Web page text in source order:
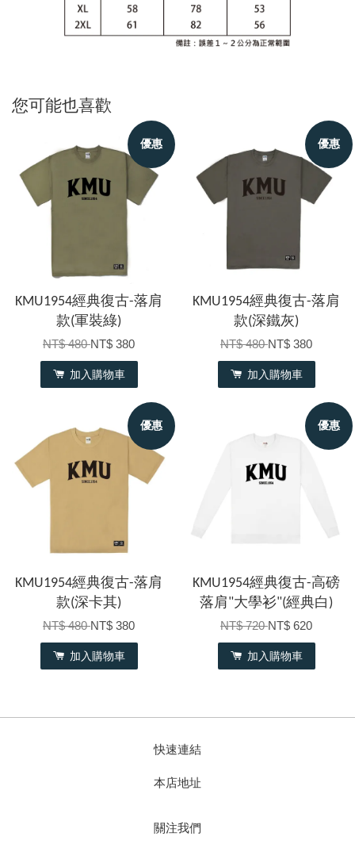
您可能也喜歡
優惠
KMU1954經典復古-落肩
款(軍裝綠)
NT$ 480NT$ 380
加入購物車
優惠
KMU1954經典復古-落肩
款(深鐵灰)
NT$ 480NT$ 380
加入購物車
優惠
KMU1954經典復古-落肩
款(深卡其)
NT$ 480NT$ 380
加入購物車
優惠
KMU1954經典復古-高磅
落肩"大學衫"(經典白)
NT$ 720NT$ 620
加入購物車
快速連結
本店地址
關注我們